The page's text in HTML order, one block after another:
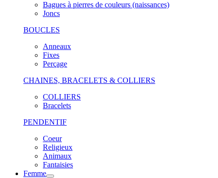
Bagues à pierres de couleurs (naissances)
Joncs
BOUCLES
Anneaux
Fixes
Perçage
CHAINES, BRACELETS & COLLIERS
COLLIERS
Bracelets
PENDENTIF
Coeur
Religieux
Animaux
Fantaisies
Femme